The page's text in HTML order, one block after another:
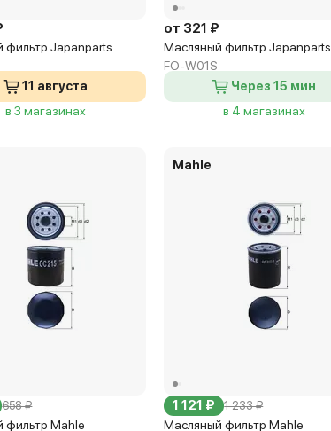
фильтр Japanparts
11 августа
в 3 магазинах
от 321 ₽
Масляный фильтр Japanparts
FO-W01S
Через 15 мин
в 4 магазинах
658 ₽
фильтр Mahle
Mahle
1 121 ₽ 1 233 ₽
Масляный фильтр Mahle